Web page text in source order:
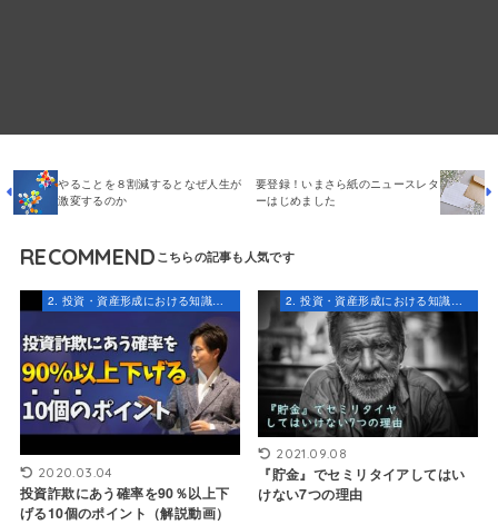
やることを８割減するとなぜ人生が
激変するのか
要登録！いまさら紙のニュースレタ
ーはじめました
RECOMMEND
2. 投資・資産形成における知識とスキル
2020.03.04
投資詐欺にあう確率を90％以上下
げる10個のポイント（解説動画）
2. 投資・資産形成における知識とスキル
2021.09.08
『貯金』でセミリタイアしてはい
けない7つの理由